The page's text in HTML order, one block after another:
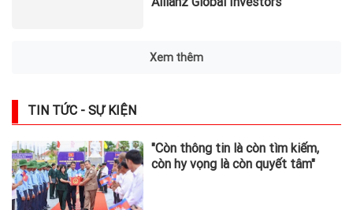
Xem thêm
TIN TỨC - SỰ KIỆN
"Còn thông tin là còn tìm kiếm,
còn hy vọng là còn quyết tâm"